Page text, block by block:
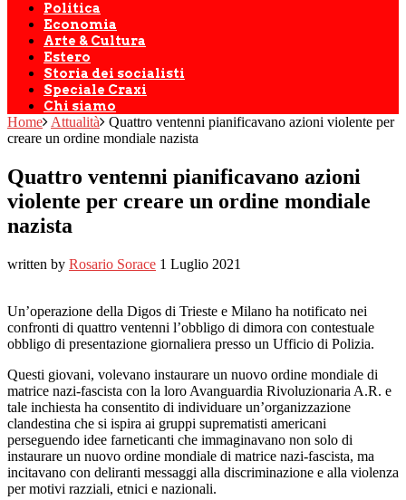
Politica
Economia
Arte & Cultura
Estero
Storia dei socialisti
Speciale Craxi
Chi siamo
Home Attualità
Quattro ventenni pianificavano azioni violente per
creare un ordine mondiale nazista
Quattro ventenni pianificavano azioni
violente per creare un ordine mondiale
nazista
written by Rosario Sorace 1 Luglio 2021
Un’operazione della Digos di Trieste e Milano ha notificato nei
confronti di quattro ventenni l’obbligo di dimora con contestuale
obbligo di presentazione giornaliera presso un Ufficio di Polizia.
Questi giovani, volevano instaurare un nuovo ordine mondiale di
matrice nazi-fascista con la loro Avanguardia Rivoluzionaria A.R. e
tale inchiesta ha consentito di individuare un’organizzazione
clandestina che si ispira ai gruppi suprematisti americani
perseguendo idee farneticanti che immaginavano non solo di
instaurare un nuovo ordine mondiale di matrice nazi-fascista, ma
incitavano con deliranti messaggi alla discriminazione e alla violenza
per motivi razziali, etnici e nazionali.